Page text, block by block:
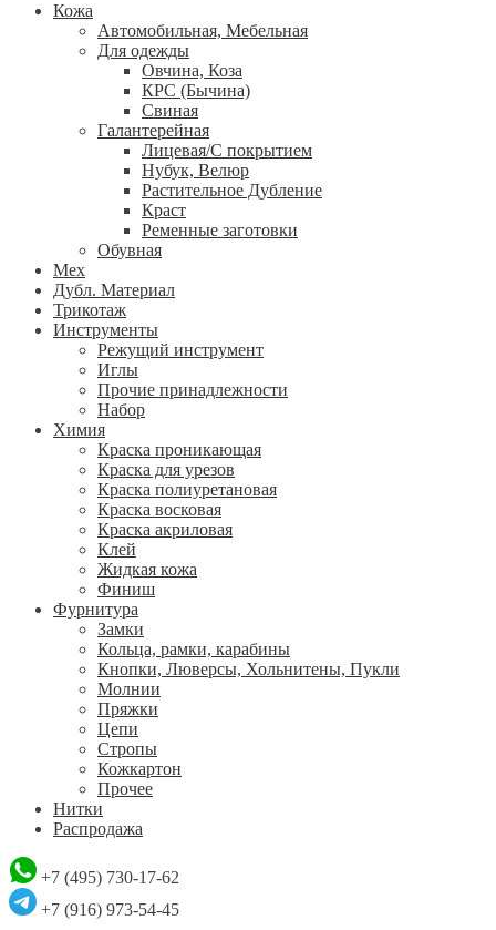
Кожа
Автомобильная, Мебельная
Для одежды
Овчина, Коза
КРС (Бычина)
Свиная
Галантерейная
Лицевая/С покрытием
Нубук, Велюр
Растительное Дубление
Краст
Ременные заготовки
Обувная
Мех
Дубл. Материал
Трикотаж
Инструменты
Режущий инструмент
Иглы
Прочие принадлежности
Набор
Химия
Краска проникающая
Краска для урезов
Краска полиуретановая
Краска восковая
Краска акриловая
Клей
Жидкая кожа
Финиш
Фурнитура
Замки
Кольца, рамки, карабины
Кнопки, Люверсы, Хольнитены, Пукли
Молнии
Пряжки
Цепи
Стропы
Кожкартон
Прочее
Нитки
Распродажа
+7 (495) 730-17-62
+7 (916) 973-54-45